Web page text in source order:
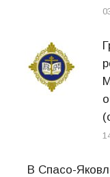
В Спасо-